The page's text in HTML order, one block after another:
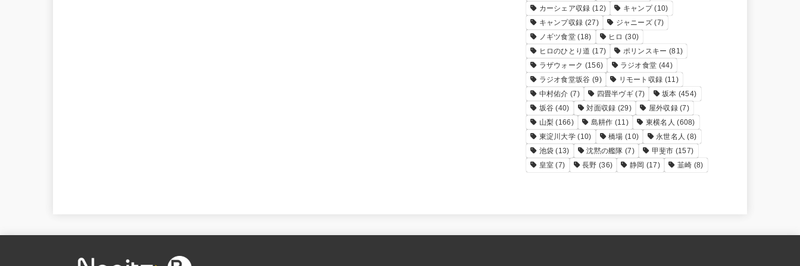
カーシェア収録 (12) キャンプ(10)
キャンプ収録 (27) ジャニーズ (7)
ノギツ食堂 (18) ヒロ (30)
ヒロのひとり道 (17) ポリンスキー (81)
ラザウォーク (156) ラジオ食堂 (44)
ラジオ食堂坂谷 (9) リモート収録 (11)
中村佑介 (7) 四畳半ヴギ (7) 坂本 (454)
坂谷 (40) 対面収録 (29) 屋外収録(7)
山梨 (166) 島耕作 (11) 東横名人 (608)
東淀川大学 (10) 橋場 (10) 永世名人 (8)
池袋 (13) 沈黙の艦隊 (7) 甲斐市 (157)
皇室 (7) 長野 (36) 静岡 (17) 韮崎 (8)